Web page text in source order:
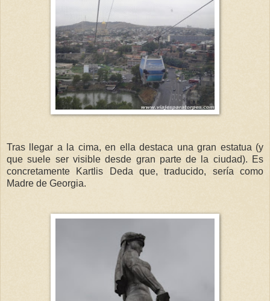
Tras llegar a la cima, en ella destaca una gran estatua (y
que suele ser visible desde gran parte de la ciudad). Es
concretamente Kartlis Deda que, traducido, sería como
Madre de Georgia.